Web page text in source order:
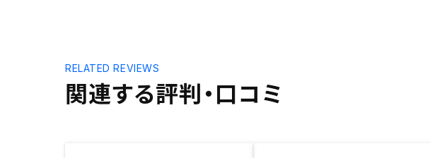
関連する評判・口コミ
RELATED REVIEWS